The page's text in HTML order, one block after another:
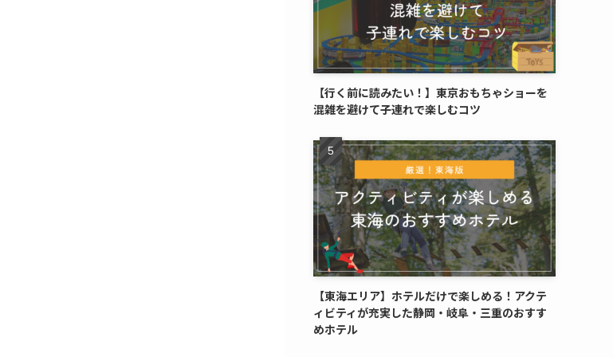
【行く前に読みたい！】東京おもちゃショーを
混雑を避けて子連れで楽しむコツ
【東海エリア】ホテルだけで楽しめる！アクテ
ィビティが充実した静岡・岐阜・三重のおすす
めホテル